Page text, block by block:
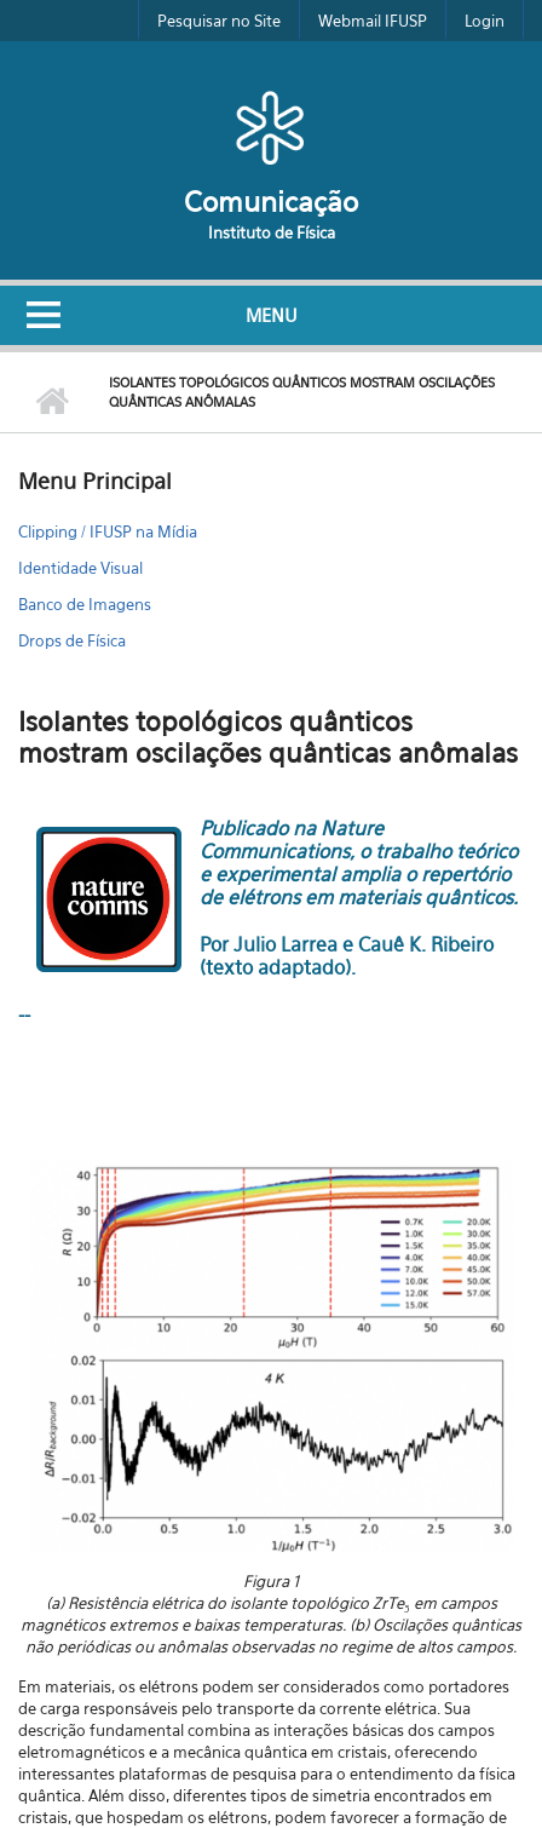
Pular para o conteúdo principalPesquisar no Site Webmail IFUSP Login
Comunicação
Instituto de Física
MENU
ISOLANTES TOPOLÓGICOS QUÂNTICOS MOSTRAM OSCILAÇÕES
QUÂNTICAS ANÔMALAS
Menu Principal
Clipping / IFUSP na Mídia
Identidade Visual
Banco de Imagens
Drops de Física
Isolantes topológicos quânticos
mostram oscilações quânticas anômalas
Publicado na Nature
Communications, o trabalho teórico
e experimental amplia o repertório
de elétrons em materiais quânticos.
Por Julio Larrea e Cauê K. Ribeiro
(texto adaptado).
--
Figura 1
(a) Resistência elétrica do isolante topológico ZrTe₅ em campos
magnéticos extremos e baixas temperaturas. (b) Oscilações quânticas
não periódicas ou anômalas observadas no regime de altos campos.
Em materiais, os elétrons podem ser considerados como portadores
de carga responsáveis pelo transporte da corrente elétrica. Sua
descrição fundamental combina as interações básicas dos campos
eletromagnéticos e a mecânica quântica em cristais, oferecendo
interessantes plataformas de pesquisa para o entendimento da física
quântica. Além disso, diferentes tipos de simetria encontrados em
cristais, que hospedam os elétrons, podem favorecer a formação de